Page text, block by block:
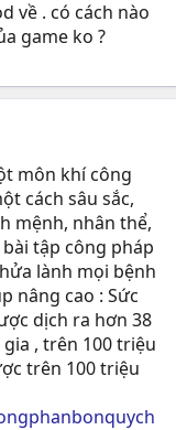
về . có cách nào
game ko ?
môn khí công
cách sâu sắc,
mệnh, nhân thể,
tập công pháp
lành mọi bệnh
nâng cao : Sức
dịch ra hơn 38
, trên 100 triệu
trên 100 triệu